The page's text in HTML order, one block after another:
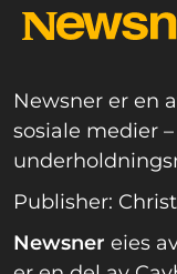
Newsner er en
sosiale medier
Publisher:
Newsner eies